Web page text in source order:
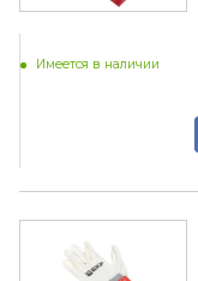
Имеется в наличии